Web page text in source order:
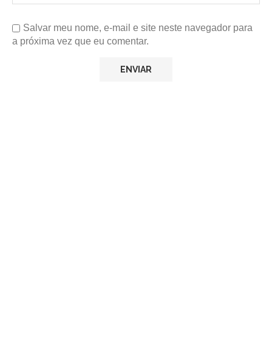
Salvar meu nome, e-mail e site neste navegador para
a próxima vez que eu comentar.